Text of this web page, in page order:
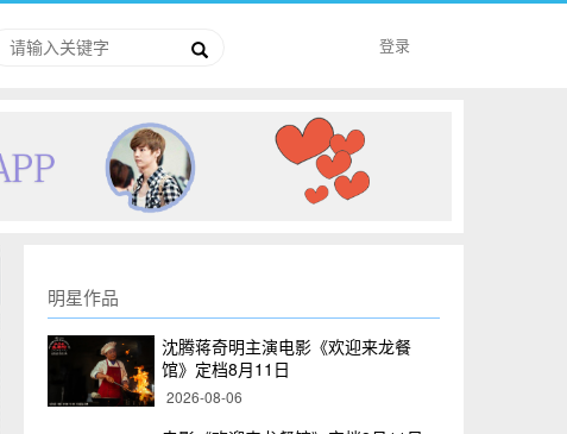
登录
明星作品
沈腾蒋奇明主演电影《欢迎来龙餐
馆》定档8月11日
2026-08-06